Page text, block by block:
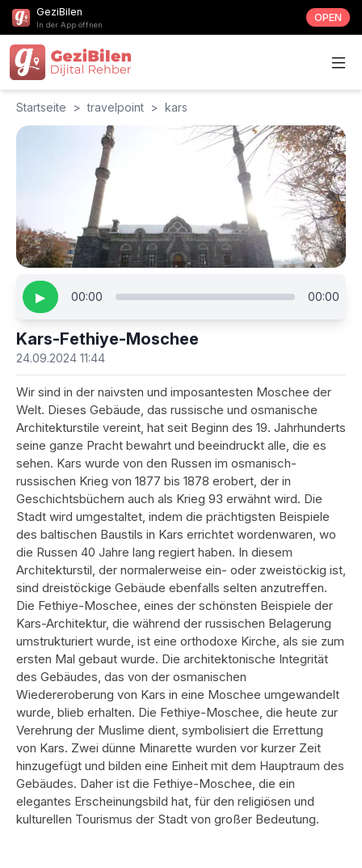
GeziBilen
In der App öffnen
OPEN
Startseite > travelpoint > kars
▶ 00:00 00:00
Kars-Fethiye-Moschee
24.09.2024 11:44
Wir sind in der naivsten und imposantesten Moschee der
Welt. Dieses Gebäude, das russische und osmanische
Architekturstile vereint, hat seit Beginn des 19. Jahrhunderts
seine ganze Pracht bewahrt und beeindruckt alle, die es
sehen. Kars wurde von den Russen im osmanisch-
russischen Krieg von 1877 bis 1878 erobert, der in
Geschichtsbüchern auch als Krieg 93 erwähnt wird. Die
Stadt wird umgestaltet, indem die prächtigsten Beispiele
des baltischen Baustils in Kars errichtet wordenwaren, wo
die Russen 40 Jahre lang regiert haben. In diesem
Architekturstil, der normalerweise ein- oder zweistöckig ist,
sind dreistöckige Gebäude ebenfalls selten anzutreffen.
Die Fethiye-Moschee, eines der schönsten Beispiele der
Kars-Architektur, die während der russischen Belagerung
umstrukturiert wurde, ist eine orthodoxe Kirche, als sie zum
ersten Mal gebaut wurde. Die architektonische Integrität
des Gebäudes, das von der osmanischen
Wiedereroberung von Kars in eine Moschee umgewandelt
wurde, blieb erhalten. Die Fethiye-Moschee, die heute zur
Verehrung der Muslime dient, symbolisiert die Errettung
von Kars. Zwei dünne Minarette wurden vor kurzer Zeit
hinzugefügt und bilden eine Einheit mit dem Hauptraum des
Gebäudes. Daher ist die Fethiye-Moschee, die ein
elegantes Erscheinungsbild hat, für den religiösen und
kulturellen Tourismus der Stadt von großer Bedeutung.